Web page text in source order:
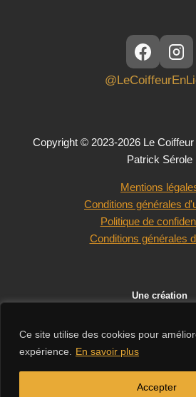
En raison des congés d'été de nos
livraison peuvent être légèrement
Ce site utilise des cookies pour
expérience.
En savoir plus
Accepter
Copyright © 2023-2026 Le
Patrick Sérole
Mentions
Conditions générales
Politique de
Conditions générales
Une création